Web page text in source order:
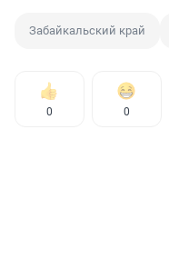
Забайкальский край
0 0